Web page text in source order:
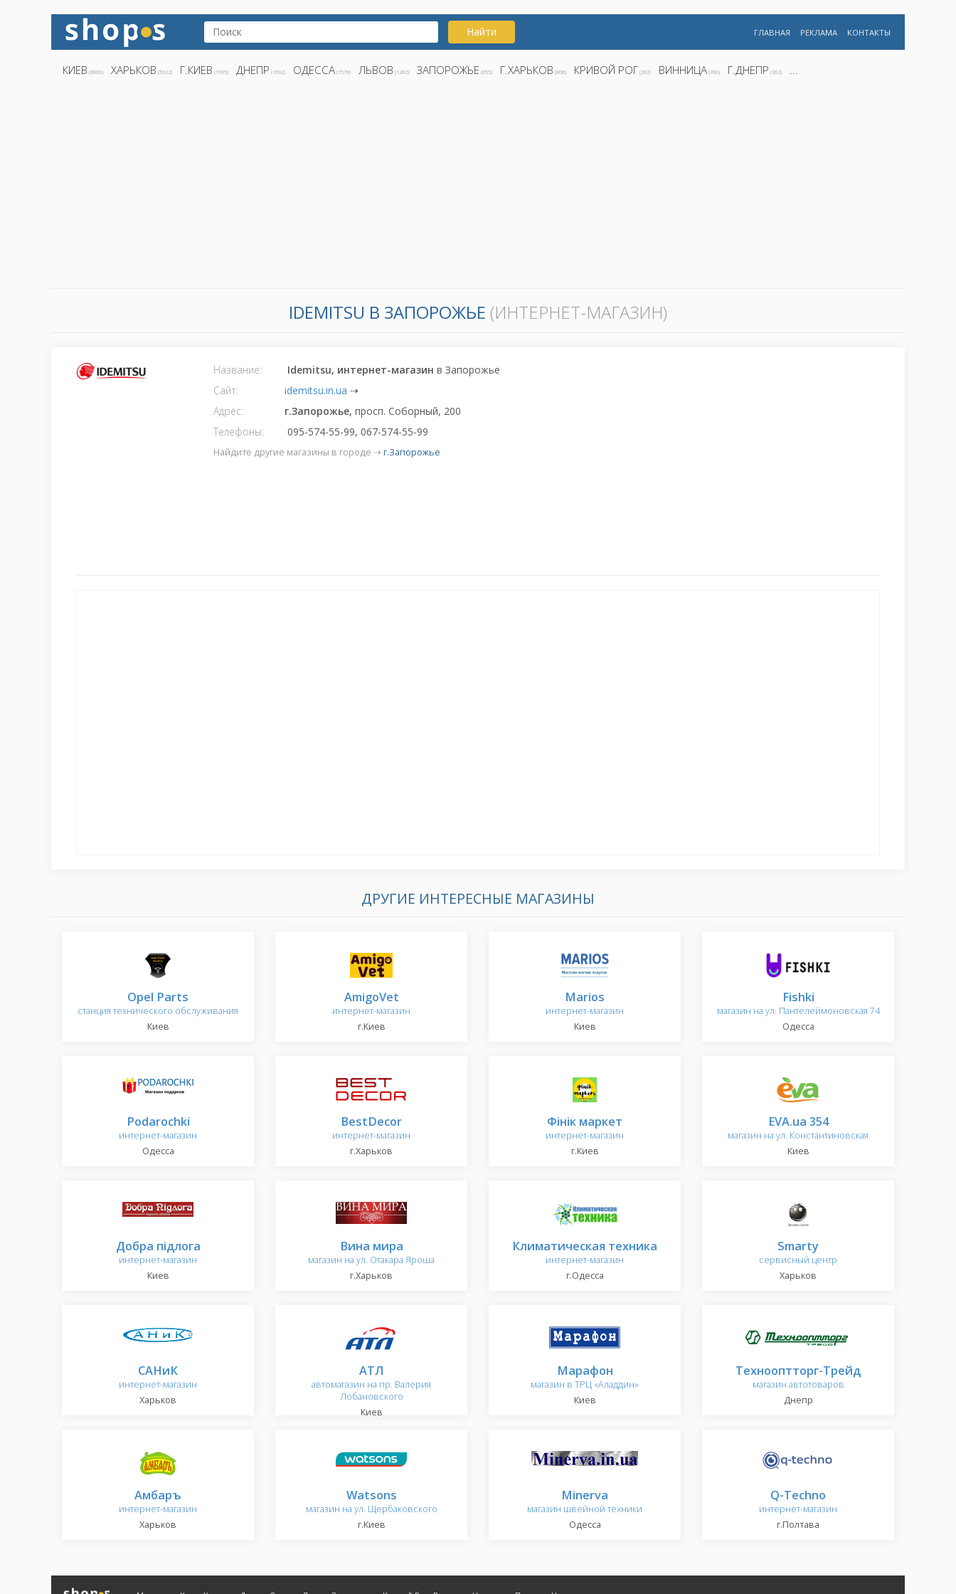
Найти ГЛАВНАЯ РЕКЛАМА КОНТАКТЫ
КИЕВ (8800) ХАРЬКОВ (5922) Г.КИЕВ (1995) ДНЕПР (1692) ОДЕССА (1578) ЛЬВОВ (1282) ЗАПОРОЖЬЕ (855) Г.ХАРЬКОВ (808) КРИВОЙ РОГ (392) ВИННИЦА (390) Г.ДНЕПР (362) ...
IDEMITSU В ЗАПОРОЖЬЕ (ИНТЕРНЕТ-МАГАЗИН)
Название: Idemitsu, интернет-магазин в Запорожье
Сайт:
idemitsu.in.ua ⇢
Адрес:
г.Запорожье,просп. Соборный, 200
Телефоны:
095-574-55-99, 067-574-55-99
Найдите другие магазины в городе ⇢г.Запорожье
ДРУГИЕ ИНТЕРЕСНЫЕ МАГАЗИНЫ
Opel Parts
станция технического обслуживания
Киев
AmigoVet
интернет-магазин
г.Киев
Marios
интернет-магазин
Киев
Fishki
магазин на ул. Пантелеймоновская 74
Одесса
Podarochki
интернет-магазин
Одесса
BestDecor
интернет-магазин
г.Харьков
Фінік маркет
интернет-магазин
г.Киев
EVA.ua 354
магазин на ул. Константиновская
Киев
Добра підлога
интернет-магазин
Киев
Вина мира
магазин на ул. Отакара Яроша
г.Харьков
Климатическая техника
интернет-магазин
г.Одесса
Smarty
сервисный центр
Харьков
САНиК
интернет-магазин
Харьков
АТЛ
автомагазин на пр. Валерия
Лобановского
Киев
Марафон
магазин в ТРЦ «Аладдин»
Киев
Технооптторг-Трейд
магазин автотоваров
Днепр
Амбаръ
интернет-магазин
Харьков
Watsons
магазин на ул. Щербаковского
г.Киев
Minerva
магазин швейной техники
Одесса
Q-Techno
интернет-магазин
г.Полтава